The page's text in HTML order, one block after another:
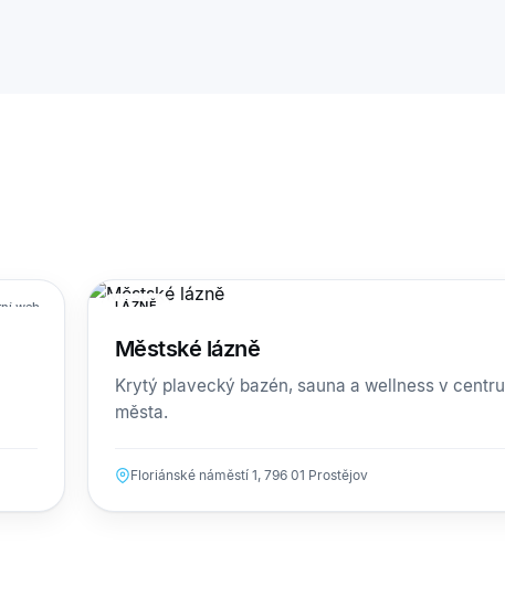
web LÁZNĚ
Městské lázně
Krytý plavecký bazén, sauna a wellness v centru
města.
Floriánské náměstí 1, 796 01 Prostějov